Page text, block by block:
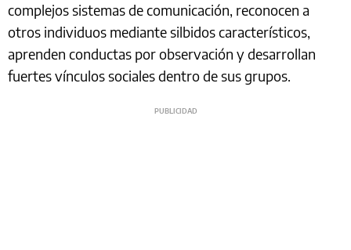
complejos sistemas de comunicación, reconocen a
otros individuos mediante silbidos característicos,
aprenden conductas por observación y desarrollan
fuertes vínculos sociales dentro de sus grupos.